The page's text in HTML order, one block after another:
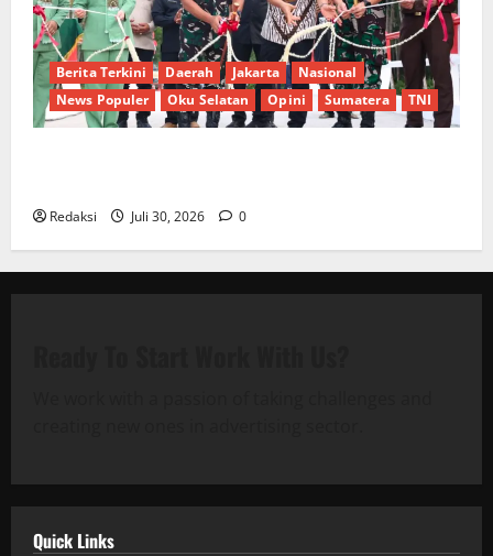
Berita Terkini Daerah Jakarta
Nasional
News Populer
Oku Selatan Opini Sumatera TNI
Redaksi Juli 30, 2026 0
Quick Links